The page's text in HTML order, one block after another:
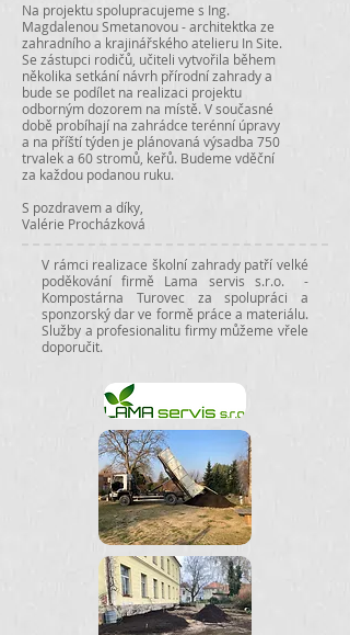
Na projektu spolupracujeme s Ing.
Magdalenou Smetanovou - architektka ze
zahradního a krajinářského atelieru In Site.
Se zástupci rodičů, učiteli vytvořila během
několika setkání návrh přírodní zahrady a
bude se podílet na realizaci projektu
odborným dozorem na místě.​ V současné
době probíhají na zahrádce terénní úpravy
a na příští týden je plánovaná výsadba 750
trvalek a 60 stromů, keřů. Budeme vděční
za každou podanou ruku.
S pozdravem a díky,
Valérie Procházková
V rámci realizace školní zahrady patří velké
poděkování firmě Lama servis s.r.o. -
Kompostárna Turovec za spolupráci a
sponzorský dar ve formě práce a materiálu.
Služby a profesionalitu firmy můžeme vřele
doporučit.